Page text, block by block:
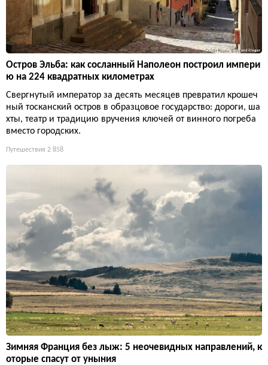
Остров Эльба: как сосланный Наполеон построил импери
ю на 224 квадратных километрах
Свергнутый император за десять месяцев превратил крошеч
ный тосканский остров в образцовое государство: дороги, ша
хты, театр и традицию вручения ключей от винного погреба
вместо городских.
Путешествия 2 858
Зимняя Франция без лыж: 5 неочевидных направлений, к
оторые спасут от уныния